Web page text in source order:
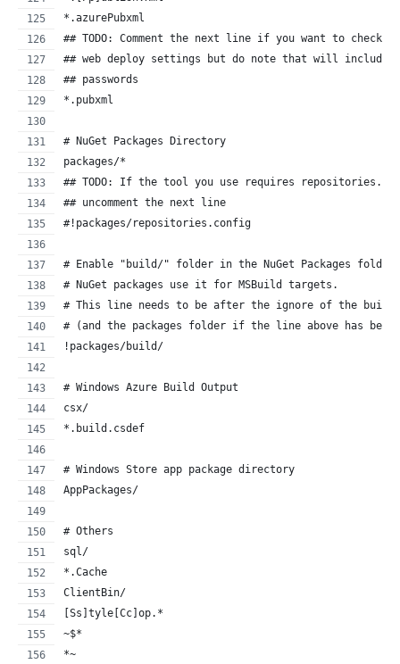
*.azurePubxml
## TODO: Comment the next line if you want to checkin
## web deploy settings but do note that will include
## passwords
*.pubxml
# NuGet Packages Directory
packages/*
## TODO: If the tool you use requires
## uncomment the next line
#!packages/repositories.config
# Enable "build/" folder in the NuGet Packages folder
# NuGet packages use it for MSBuild targets.
# This line needs to be after the ignore of the build
# (and the packages folder if the line above has been
!packages/build/
# Windows Azure Build Output
csx/
*.build.csdef
# Windows Store app package directory
AppPackages/
# Others
sql/
*.Cache
ClientBin/
[Ss]tyle[Cc]op.*
~$*
*~